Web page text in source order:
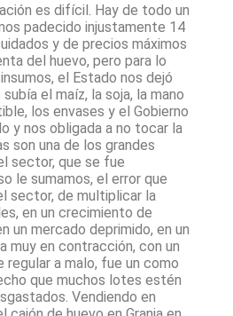
es difícil. Hay de todo un
padecido injustamente 14
y de precios máximos
del huevo, pero para lo
el Estado nos dejó
el maíz, la soja, la mano
los envases y el Gobierno
y nos obligada a no tocar la
son una de los grandes
sector, que se fue
le sumamos, el error que
sector, de multiplicar la
en un crecimiento de
un mercado deprimido, en un
muy en contracción, con un
regular a malo, fue un como
que muchos lotes estén
Vendiendo en